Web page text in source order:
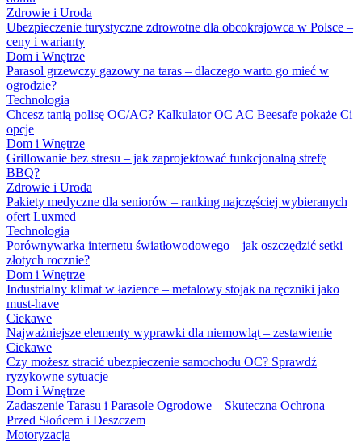
Zdrowie i Uroda
Ubezpieczenie turystyczne zdrowotne dla obcokrajowca w Polsce –
ceny i warianty
Dom i Wnętrze
Parasol grzewczy gazowy na taras – dlaczego warto go mieć w
ogrodzie?
Technologia
Chcesz tanią polisę OC/AC? Kalkulator OC AC Beesafe pokaże Ci
opcje
Dom i Wnętrze
Grillowanie bez stresu – jak zaprojektować funkcjonalną strefę
BBQ?
Zdrowie i Uroda
Pakiety medyczne dla seniorów – ranking najczęściej wybieranych
ofert Luxmed
Technologia
Porównywarka internetu światłowodowego – jak oszczędzić setki
złotych rocznie?
Dom i Wnętrze
Industrialny klimat w łazience – metalowy stojak na ręczniki jako
must-have
Ciekawe
Najważniejsze elementy wyprawki dla niemowląt – zestawienie
Ciekawe
Czy możesz stracić ubezpieczenie samochodu OC? Sprawdź
ryzykowne sytuacje
Dom i Wnętrze
Zadaszenie Tarasu i Parasole Ogrodowe – Skuteczna Ochrona
Przed Słońcem i Deszczem
Motoryzacja